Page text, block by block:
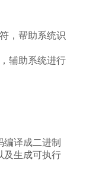
，帮助系统识
辅助系统进行
译成二进制
及生成可执行